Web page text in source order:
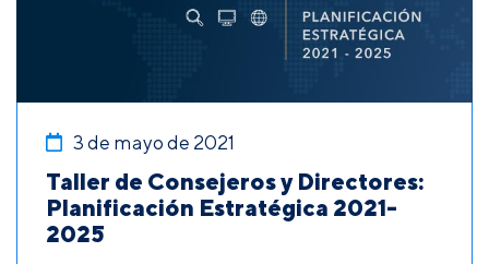
3 de mayo de 2021
Taller de Consejeros y Directores:
Planificación Estratégica 2021-
2025